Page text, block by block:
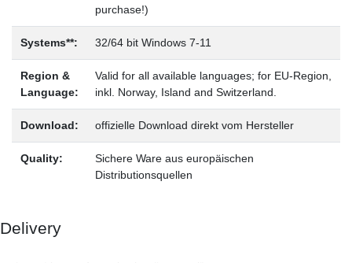
purchase!)
Systems**: 32/64 bit Windows 7-11
Region &
Language:
Valid for all available languages; for EU-Region,
inkl. Norway, Island and Switzerland.
Download: offizielle Download direkt vom Hersteller
Quality:
Sichere Ware aus europäischen
Distributionsquellen
Delivery